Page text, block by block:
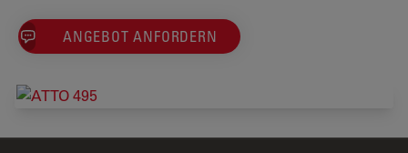
ANGEBOT ANFORDERN